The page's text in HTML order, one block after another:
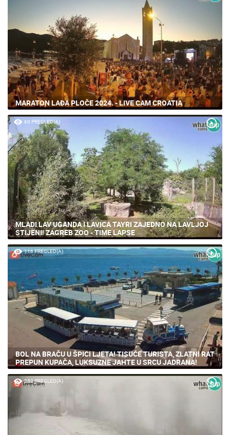
MARATON LAĐA PLOČE 2024. - LIVE CAM CROATIA
60 PREGLED(A)
MLADI LAV UGANDA I LAVICA TAYRI ZAJEDNO NA LAVLJOJ
STIJENI! ZAGREB ZOO - TIME LAPSE
116 PREGLED(A)
BOL NA BRAČU U ŠPICI LJETA! TISUĆE TURISTA, ZLATNI RAT
PREPUN KUPAČA, LUKSUZNE JAHTE U SRCU JADRANA!
252 PREGLED(A)